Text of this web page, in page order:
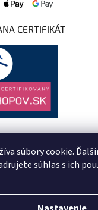
súbory cookie.
súhlas s ich
CERTIFIKÁT